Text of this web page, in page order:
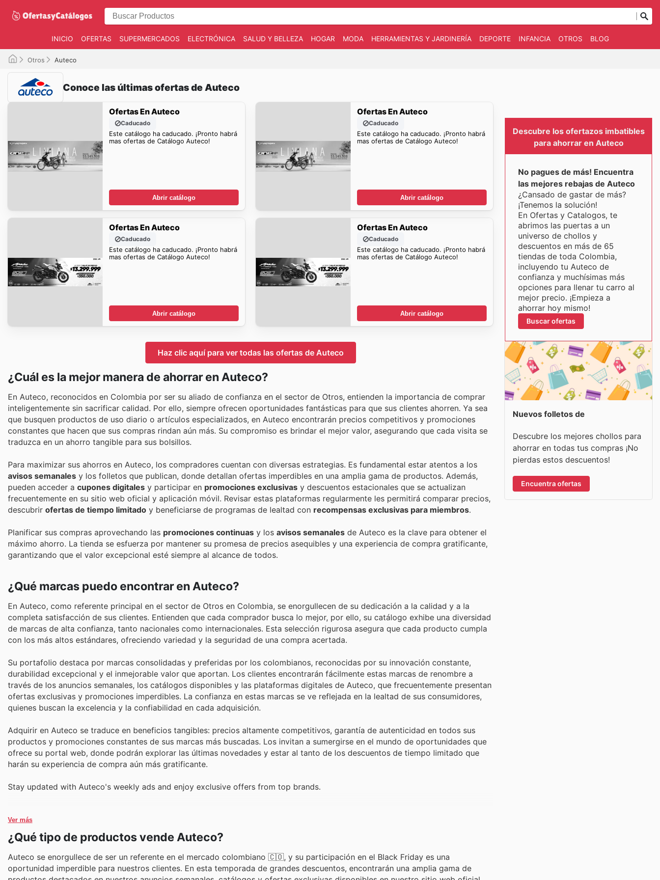
INICIO OFERTAS SUPERMERCADOS ELECTRÓNICA SALUD Y BELLEZA HOGAR MODA HERRAMIENTAS Y JARDINERÍA DEPORTE INFANCIA OTROS BLOG
Otros Auteco
Conoce las últimas ofertas de Auteco
Ofertas En Auteco
Caducado
Este catálogo ha caducado. ¡Pronto habrá
mas ofertas de Catálogo Auteco!
Abrir catálogo
Ofertas En Auteco
Caducado
Este catálogo ha caducado. ¡Pronto habrá
mas ofertas de Catálogo Auteco!
Abrir catálogo
Ofertas En Auteco
Caducado
Este catálogo ha caducado. ¡Pronto habrá
mas ofertas de Catálogo Auteco!
Abrir catálogo
Ofertas En Auteco
Caducado
Este catálogo ha caducado. ¡Pronto habrá
mas ofertas de Catálogo Auteco!
Abrir catálogo
Haz clic aquí para ver todas las ofertas de Auteco
¿Cuál es la mejor manera de ahorrar en Auteco?
En Auteco, reconocidos en Colombia por ser su aliado de confianza en el sector de Otros, entienden la importancia de comprar
inteligentemente sin sacrificar calidad. Por ello, siempre ofrecen oportunidades fantásticas para que sus clientes ahorren. Ya sea
que busquen productos de uso diario o artículos especializados, en Auteco encontrarán precios competitivos y promociones
constantes que hacen que sus compras rindan aún más. Su compromiso es brindar el mejor valor, asegurando que cada visita se
traduzca en un ahorro tangible para sus bolsillos.
Para maximizar sus ahorros en Auteco, los compradores cuentan con diversas estrategias. Es fundamental estar atentos a los
avisos semanales y los folletos que publican, donde detallan ofertas imperdibles en una amplia gama de productos. Además,
pueden acceder a cupones digitales y participar en promociones exclusivas y descuentos estacionales que se actualizan
frecuentemente en su sitio web oficial y aplicación móvil. Revisar estas plataformas regularmente les permitirá comparar precios,
descubrir ofertas de tiempo limitado y beneficiarse de programas de lealtad con recompensas exclusivas para miembros.
Planificar sus compras aprovechando las promociones continuas y los avisos semanales de Auteco es la clave para obtener el
máximo ahorro. La tienda se esfuerza por mantener su promesa de precios asequibles y una experiencia de compra gratificante,
garantizando que el valor excepcional esté siempre al alcance de todos.
¿Qué marcas puedo encontrar en Auteco?
En Auteco, como referente principal en el sector de Otros en Colombia, se enorgullecen de su dedicación a la calidad y a la
completa satisfacción de sus clientes. Entienden que cada comprador busca lo mejor, por ello, su catálogo exhibe una diversidad
de marcas de alta confianza, tanto nacionales como internacionales. Esta selección rigurosa asegura que cada producto cumpla
con los más altos estándares, ofreciendo variedad y la seguridad de una compra acertada.
Su portafolio destaca por marcas consolidadas y preferidas por los colombianos, reconocidas por su innovación constante,
durabilidad excepcional y el inmejorable valor que aportan. Los clientes encontrarán fácilmente estas marcas de renombre a
través de los anuncios semanales, los catálogos disponibles y las plataformas digitales de Auteco, que frecuentemente presentan
ofertas exclusivas y promociones imperdibles. La confianza en estas marcas se ve reflejada en la lealtad de sus consumidores,
quienes buscan la excelencia y la confiabilidad en cada adquisición.
Adquirir en Auteco se traduce en beneficios tangibles: precios altamente competitivos, garantía de autenticidad en todos sus
productos y promociones constantes de sus marcas más buscadas. Los invitan a sumergirse en el mundo de oportunidades que
ofrece su portal web, donde podrán explorar las últimas novedades y estar al tanto de los descuentos de tiempo limitado que
harán su experiencia de compra aún más gratificante.
Stay updated with Auteco's weekly ads and enjoy exclusive offers from top brands.
Ver más
¿Qué tipo de productos vende Auteco?
Auteco se enorgullece de ser un referente en el mercado colombiano 🇨🇴, y su participación en el Black Friday es una
oportunidad imperdible para nuestros clientes. En esta temporada de grandes descuentos, encontrarán una amplia gama de
Descubre los ofertazos imbatibles
para ahorrar en Auteco
No pagues de más! Encuentra
las mejores rebajas de Auteco
¿Cansado de gastar de más?
¡Tenemos la solución!
En Ofertas y Catalogos, te
abrimos las puertas a un
universo de chollos y
descuentos en más de 65
tiendas de toda Colombia,
incluyendo tu Auteco de
confianza y muchísimas más
opciones para llenar tu carro al
mejor precio. ¡Empieza a
ahorrar hoy mismo!
Buscar ofertas
Nuevos folletos de
Descubre los mejores chollos para
ahorrar en todas tus compras ¡No
pierdas estos descuentos!
Encuentra ofertas